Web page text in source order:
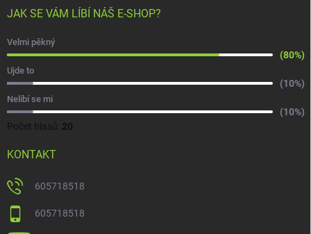
JAK SE VÁM LÍBÍ NÁŠ E-SHOP?
Velmi pěkný
(80%)
Ujde to
(10%)
Nelíbí se mi
(10%)
Počet hlasů: 20
KONTAKT
605718518
605718518